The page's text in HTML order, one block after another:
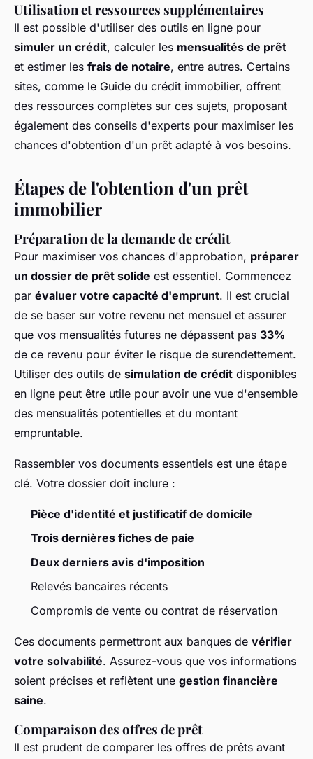
Utilisation et ressources supplémentaires
Il est possible d'utiliser des outils en ligne pour
simuler un crédit, calculer les mensualités de prêt
et estimer les frais de notaire, entre autres. Certains
sites, comme le Guide du crédit immobilier, offrent
des ressources complètes sur ces sujets, proposant
également des conseils d'experts pour maximiser les
chances d'obtention d'un prêt adapté à vos besoins.
Étapes de l'obtention d'un prêt
immobilier
Préparation de la demande de crédit
Pour maximiser vos chances d'approbation, préparer
un dossier de prêt solide est essentiel. Commencez
par évaluer votre capacité d'emprunt. Il est crucial
de se baser sur votre revenu net mensuel et assurer
que vos mensualités futures ne dépassent pas 33%
de ce revenu pour éviter le risque de surendettement.
Utiliser des outils de simulation de crédit disponibles
en ligne peut être utile pour avoir une vue d'ensemble
des mensualités potentielles et du montant
empruntable.
Rassembler vos documents essentiels est une étape
clé. Votre dossier doit inclure :
Pièce d'identité et justificatif de domicile
Trois dernières fiches de paie
Deux derniers avis d'imposition
Relevés bancaires récents
Compromis de vente ou contrat de réservation
Ces documents permettront aux banques de vérifier
votre solvabilité. Assurez-vous que vos informations
soient précises et reflètent une gestion financière
saine.
Comparaison des offres de prêt
Il est prudent de comparer les offres de prêts avant